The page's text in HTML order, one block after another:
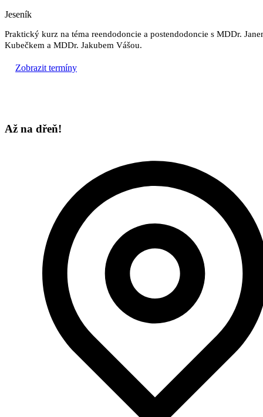
Jeseník
Praktický kurz na téma reendodoncie a postendodoncie s MDDr.
Kubečkem a MDDr. Jakubem Vášou.
Zobrazit termíny
Až na dřeň!